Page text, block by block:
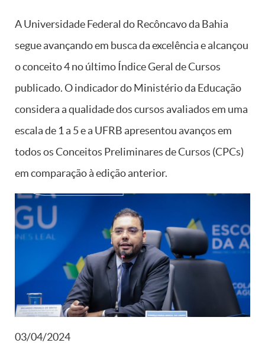
A Universidade Federal do Recôncavo da Bahia
segue avançando em busca da excelência e alcançou
o conceito 4 no último Índice Geral de Cursos
publicado. O indicador do Ministério da Educação
considera a qualidade dos cursos avaliados em uma
escala de 1 a 5 e a UFRB apresentou avanços em
todos os Conceitos Preliminares de Cursos (CPCs)
em comparação à edição anterior.
03/04/2024